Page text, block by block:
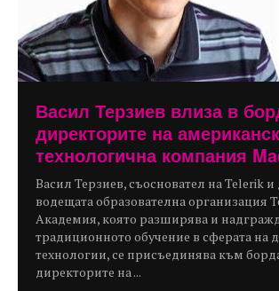
Васил Терзиев влиза в
директорите на
технологична компания
Васил Терзиев, съосновател на Telerik и
водещата образователна организация
Академия, която разширява и
традиционното обучение в сферата на
технологии, се присъединява към
директорите на ...